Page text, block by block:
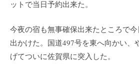
ットで当日予約出来た。
今夜の宿も無事確保出来たところで
出かけた。国道497号を東へ向かい、
げてついに佐賀県に突入した。